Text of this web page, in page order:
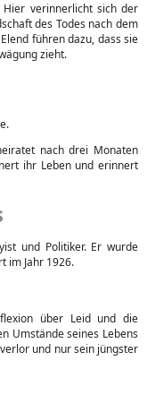
verinnerlicht sich der
des Todes nach dem
führen dazu, dass sie
zieht.
nach drei Monaten
ihr Leben und erinnert
und Politiker. Er wurde
im Jahr 1926.
über Leid und die
Umstände seines Lebens
und nur sein jüngster